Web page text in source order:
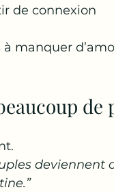
de connexion
manquer
deviennent